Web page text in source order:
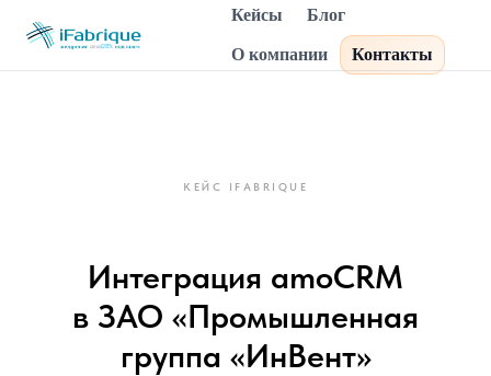
Кейсы Блог
О компании Контакты
КЕЙС IFABRIQUE
Интеграция amoCRM
в ЗАО «Промышленная
группа «ИнВент»